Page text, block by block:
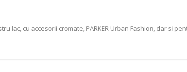
cu accesorii cromate, PARKER Urban Fashion, dar si